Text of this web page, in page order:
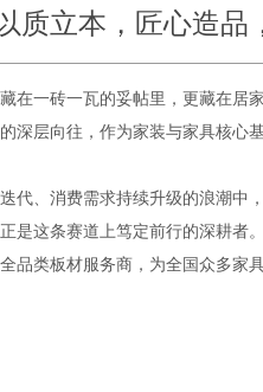
质立本，匠心造
在一砖一瓦的妥帖里，更藏在居
深层向往，作为家装与家具核心
代、消费需求持续升级的浪潮中
是这条赛道上笃定前行的深耕者
品类板材服务商，为全国众多家